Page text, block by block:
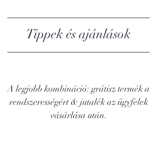
Tippek és ajánlások
A legjobb kombináció: grátisz termék a
rendszerességért & jutalék az ügyfelek
vásárlása után.